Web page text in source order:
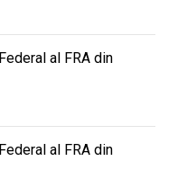
al FRA din
al FRA din